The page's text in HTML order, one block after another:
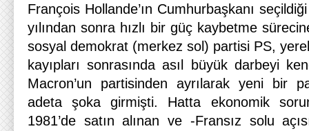
François Hollande’ın Cumhurbaşkanı
yılından sonra hızlı bir güç kaybetme
sosyal demokrat (merkez sol) partisi PS,
kayıpları sonrasında asıl büyük darbeyi
Macron’un partisinden ayrılarak yeni bir
adeta şoka girmişti. Hatta ekonomik
1981’de satın alınan ve -Fransız solu